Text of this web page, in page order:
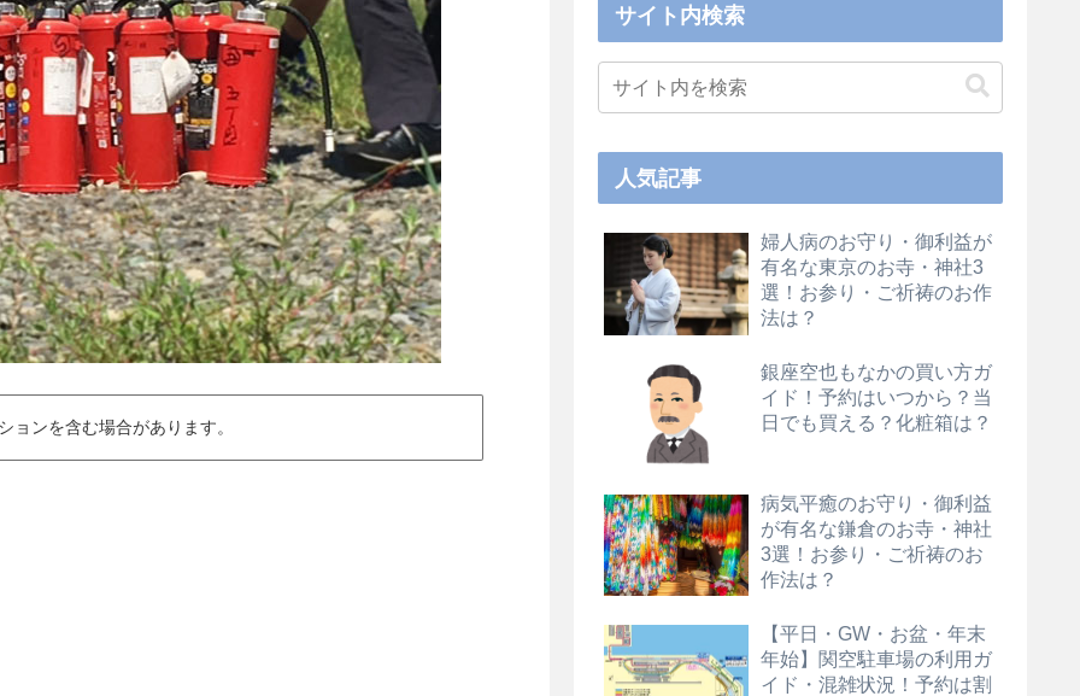
ョンを含む場合があります。
サイト内検索
人気記事
婦人病のお守り・御利益が
有名な東京のお寺・神社3
選！お参り・ご祈祷のお作
法は？
銀座空也もなかの買い方ガ
イド！予約はいつから？当
日でも買える？化粧箱は？
病気平癒のお守り・御利益
が有名な鎌倉のお寺・神社
3選！お参り・ご祈祷のお
作法は？
【平日・GW・お盆・年末
年始】関空駐車場の利用ガ
イド・混雑状況！予約は割